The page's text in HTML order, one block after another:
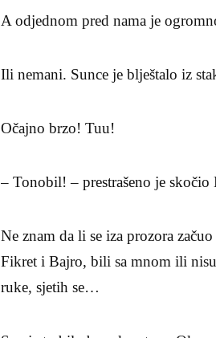
A odjednom pred nama je
Ili nemani. Sunce je blještalo iz
Očajno brzo! Tuu!
– Tonobil! – prestrašeno je skočio
Ne znam da li se iza prozora
Fikret i Bajro, bili sa mnom ili
ruke, sjetih se…